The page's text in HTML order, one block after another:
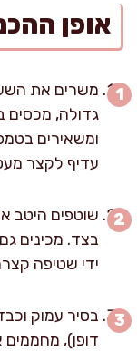
אופן
משרים את
גדולה, מכסים
עדיף לקצר
שוטפים היטב
בצד. מכינים
ידי שטיפה
בסיר עמוק
דופן), מחממים